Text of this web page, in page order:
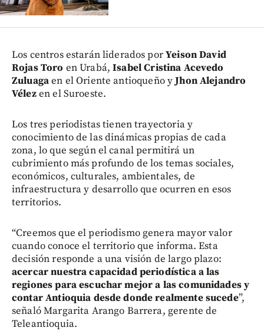
Los centros estarán liderados porYeison David
Rojas Toro en Urabá,Isabel Cristina Acevedo
Zuluagaen el Oriente antioqueño yJhon Alejandro
Vélezen el Suroeste.
Los tres periodistas tienen trayectoria y
conocimiento de las dinámicas propias de cada
zona, lo que según el canal permitirá un
cubrimiento más profundo de los temas sociales,
económicos, culturales, ambientales, de
infraestructura y desarrollo que ocurren en esos
territorios.
“Creemos que el periodismo genera mayor valor
cuando conoce el territorio que informa. Esta
decisión responde a una visión de largo plazo:
acercar nuestra capacidad periodística a las
regiones para escuchar mejor a las comunidades y
contar Antioquia desde donde realmente sucede”,
señaló Margarita Arango Barrera, gerente de
Teleantioquia.